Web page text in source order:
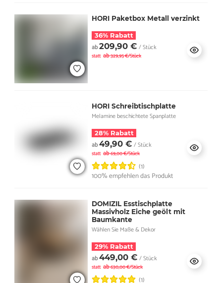
HORI Paketbox Metall verzinkt
36% Rabatt
ab209,90 € / Stück
statt ab329,95 €/Stück
HORI Schreibtischplatte
Melamine beschichtete Spanplatte
28% Rabatt
ab49,90 € / Stück
statt ab69,00 €/Stück
(1)
100% empfehlen das Produkt
DOMIZIL Esstischplatte
Massivholz Eiche geölt mit
Baumkante
Wählen Sie Maße & Dekor
29% Rabatt
ab449,00 € / Stück
statt ab630,00 €/Stück
(1)